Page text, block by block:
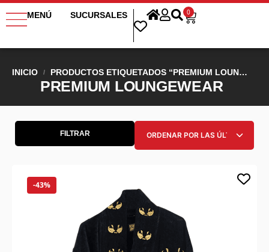
MENÚ SUCURSALES 0
INICIO / PRODUCTOS ETIQUETADOS “PREMIUM LOUNGEWEAR”
PREMIUM LOUNGEWEAR
FILTRAR
-43%